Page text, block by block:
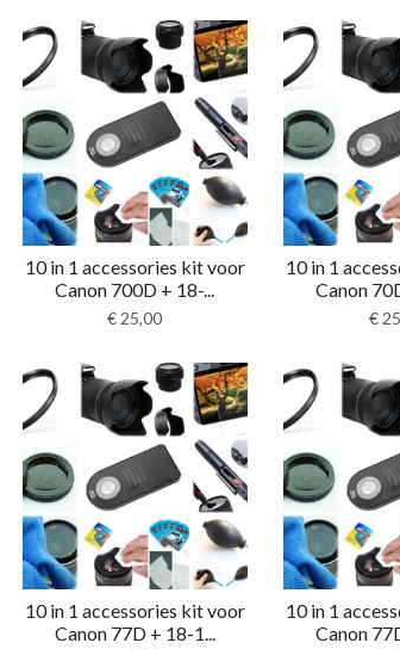
10 in 1 accessories kit voor
Canon 700D + 18-...
€ 25,00
10 in 1
Canon
€
10 in 1 accessories kit voor
Canon 77D + 18-1...
10 in 1
Canon